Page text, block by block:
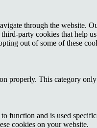
through the website.
party cookies that help
out of some of these
properly. This category
function and is used
cookies on your website.